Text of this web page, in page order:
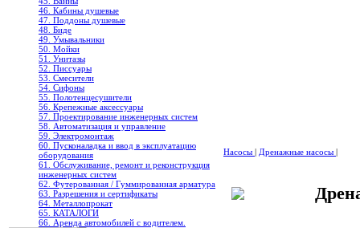
46. Кабины душевые
47. Поддоны душевые
48. Биде
49. Умывальники
50. Мойки
51. Унитазы
52. Писсуары
53. Смесители
54. Сифоны
55. Полотенцесушители
56. Крепежные аксессуары
57. Проектирование инженерных систем
58. Автоматизация и управление
59. Электромонтаж
60. Пусконаладка и ввод в эксплуатацию
оборудования
61. Обслуживание, ремонт и реконструкция
инженерных систем
62. Футерованная / Гуммированная арматура
63. Разрешения и сертификаты
64. Металлопрокат
65. КАТАЛОГИ
66. Аренда автомобилей с водителем.
Насосы | Дренажные насосы |